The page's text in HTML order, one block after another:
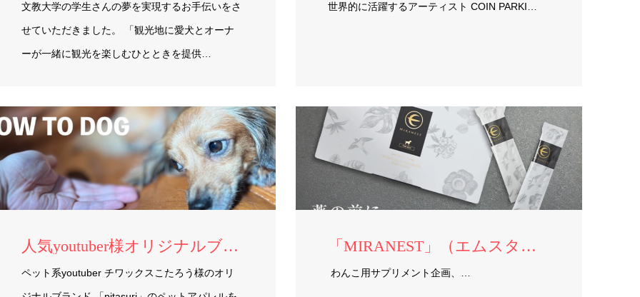
文教大学の学生さんの夢を実現するお手伝いをさ
せていただきました。 「観光地に愛犬とオーナ
ーが一緒に観光を楽しむひとときを提供…
世界的に活躍するアーティスト COIN PARKI…
人気youtuber様オリジナルブランドの製作
ペット系youtuber チワックスこたろう様のオリ
「MIRANEST」（エムスタイルジャパン株式会社）様
わんこ用サプリメント企画、…